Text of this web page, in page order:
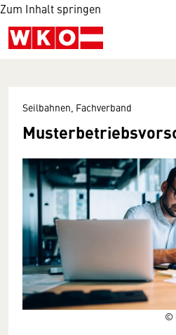
Zum Inhalt springen
©
Seilbahnen, Fachverband